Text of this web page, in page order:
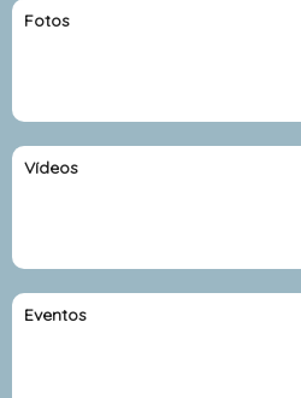
Fotos
Vídeos
Eventos